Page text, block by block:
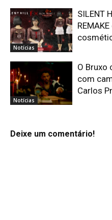
Notícias
SILENT
Notícias
O Bruxo
com
Carlos
Deixe um comentário!